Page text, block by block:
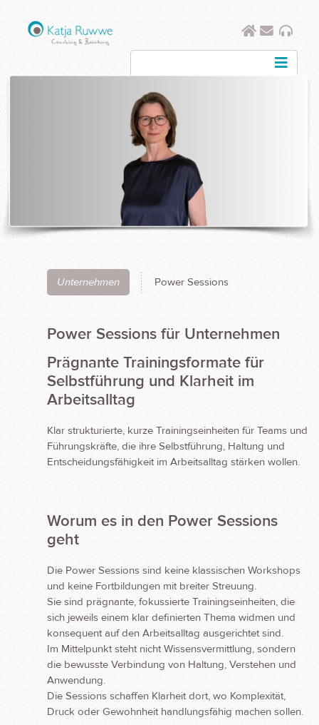
Katja
Ruwwe
Unternehmen Power Sessions
Power Sessions für Unternehmen
Prägnante Trainingsformate für
Selbstführung und Klarheit im
Arbeitsalltag
Klar strukturierte, kurze Trainingseinheiten für Teams und
Führungskräfte, die ihre Selbstführung, Haltung und
Entscheidungsfähigkeit im Arbeitsalltag stärken wollen.
Worum es in den Power Sessions
geht
Die Power Sessions sind keine klassischen Workshops
und keine Fortbildungen mit breiter Streuung.
Sie sind prägnante, fokussierte Trainingseinheiten, die
sich jeweils einem klar definierten Thema widmen und
konsequent auf den Arbeitsalltag ausgerichtet sind.
Im Mittelpunkt steht nicht Wissensvermittlung, sondern
die bewusste Verbindung von Haltung, Verstehen und
Anwendung.
Die Sessions schaffen Klarheit dort, wo Komplexität,
Druck oder Gewohnheit handlungsfähig machen sollen.